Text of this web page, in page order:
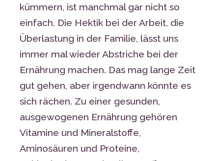
kümmern, ist manchmal gar nicht so
einfach. Die Hektik bei der Arbeit, die
Überlastung in der Familie, lässt uns
immer mal wieder Abstriche bei der
Ernährung machen. Das mag lange Zeit
gut gehen, aber irgendwann könnte es
sich rächen. Zu einer gesunden,
ausgewogenen Ernährung gehören
Vitamine und Mineralstoffe,
Aminosäuren und Proteine,